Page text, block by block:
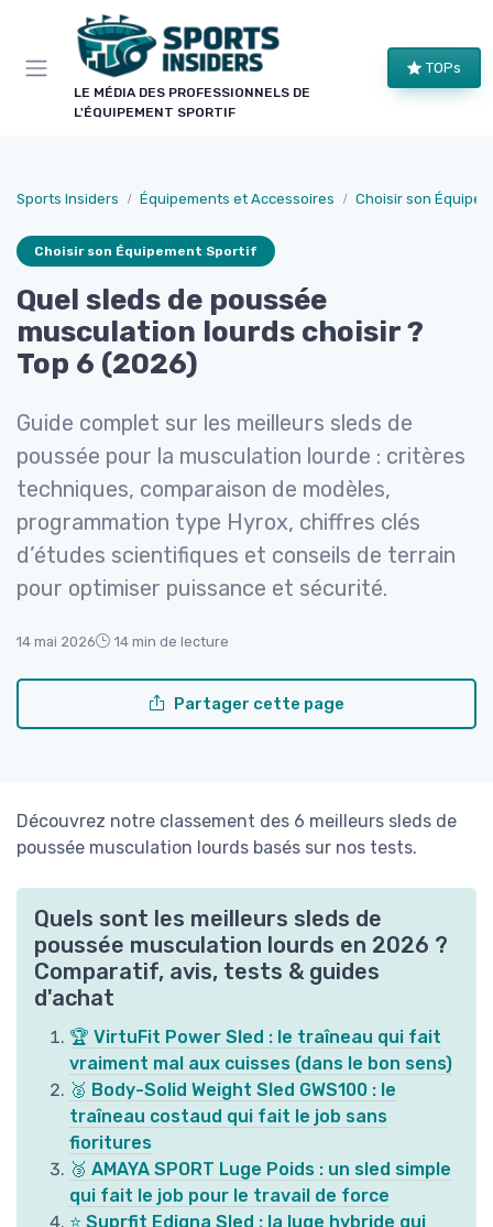
LE MÉDIA DES PROFESSIONNELS DE
L'ÉQUIPEMENT SPORTIF
TOPs
Sports Insiders Équipements et Accessoires Choisir son
Choisir son Équipement Sportif
Quel sleds de poussée
musculation lourds choisir ?
Top 6 (2026)
Guide complet sur les meilleurs sleds de
poussée pour la musculation lourde : critères
techniques, comparaison de modèles,
programmation type Hyrox, chiffres clés
d’études scientifiques et conseils de terrain
pour optimiser puissance et sécurité.
14 mai 2026 14 min de lecture
Partager cette page
Découvrez notre classement des 6 meilleurs sleds de
poussée musculation lourds basés sur nos tests.
Quels sont les meilleurs sleds de
poussée musculation lourds en 2026 ?
Comparatif, avis, tests & guides
d'achat
🏆 VirtuFit Power Sled : le traîneau qui fait
vraiment mal aux cuisses (dans le bon sens)
🥈 Body-Solid Weight Sled GWS100 : le
traîneau costaud qui fait le job sans
fioritures
🥉 AMAYA SPORT Luge Poids : un sled simple
qui fait le job pour le travail de force
⭐ Suprfit Edigna Sled : la luge hybride qui
Panneau de gestion des cookies